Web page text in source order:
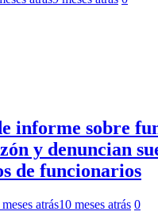
informe sobre
y denuncian
de funcionarios
atrás10 meses atrás 0